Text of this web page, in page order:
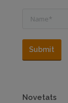
Name *
Submit
Novetats